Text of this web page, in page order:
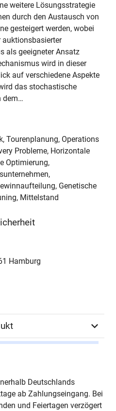
weitere Lösungsstrategie
durch den Austausch von
gesteigert werden, wobei
auktionsbasierter
als geeigneter Ansatz
wird in dieser
auf verschiedene Aspekte
das stochastische
dem…
Tourenplanung, Operations
Probleme, Horizontale
Optimierung,
Genetische
Mittelstand
Hamburg
414
Hamburg 2022
Deutschlands
ab Zahlungseingang. Bei
und Feiertagen verzögert